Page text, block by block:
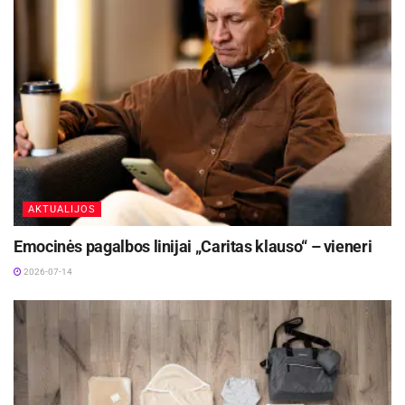
sraigtasparnio paslaugų. Šios specializuotos
paslaugos gali žymiai padidinti bendras išlaidas,
todėl būtina įsitikinti, kad draudimas apimtų ne
tik gydymą, bet ir transportavimą“, – sako Artūras
Juodeikis, „Lietuvos draudimo“ žalų
departamento direktorius.
Kaip pabrėžia ekspertas, paskutinių dviejų
sezonų metu slidinėtojai iš Lietuvos iš viso
patyrė nelaimingų atsitikimų ir traumų žalų už
285 tūkst. eurų, iš kurių 99 tūkst. teko Austrijai, o
88 tūkst. Italijai. Pasak jo, nors slidinėjimo
sezonas paprastai trunka 4 mėnesius nuo
gruodžio iki kovo pabaigos, didžiausiu kalnuose
AKTUALIJOS
Emocinės pagalbos linijai „Caritas klauso“ – vieneri
2026-07-14